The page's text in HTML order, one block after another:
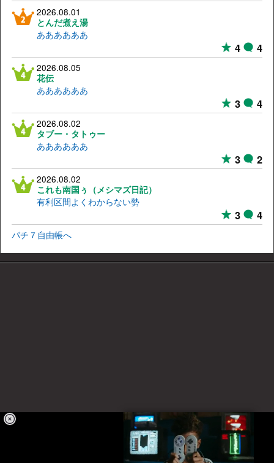
2026.08.01
とんだ煮え湯
ああああああ
4 4
2026.08.05
花伝
ああああああ
3 4
2026.08.02
タブー・タトゥー
ああああああ
3 2
2026.08.02
これも南国ぅ（メシマズ日記）
有利区間よくわからない勢
3 4
パチ７自由帳へ
パチ7について